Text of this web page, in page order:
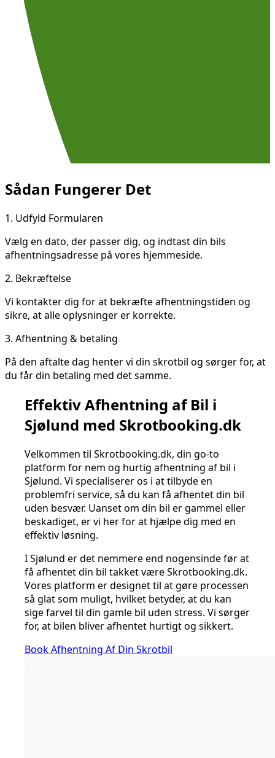
Sådan Fungerer Det
1. Udfyld Formularen
Vælg en dato, der passer dig, og indtast din bils
afhentningsadresse på vores hjemmeside.
2. Bekræftelse
Vi kontakter dig for at bekræfte afhentningstiden og
sikre, at alle oplysninger er korrekte.
3. Afhentning & betaling
På den aftalte dag henter vi din skrotbil og sørger for, at
du får din betaling med det samme.
Effektiv Afhentning af Bil i
Sjølund med Skrotbooking.dk
Velkommen til Skrotbooking.dk, din go-to
platform for nem og hurtig afhentning af bil i
Sjølund. Vi specialiserer os i at tilbyde en
problemfri service, så du kan få afhentet din bil
uden besvær. Uanset om din bil er gammel eller
beskadiget, er vi her for at hjælpe dig med en
effektiv løsning.
I Sjølund er det nemmere end nogensinde før at
få afhentet din bil takket være Skrotbooking.dk.
Vores platform er designet til at gøre processen
så glat som muligt, hvilket betyder, at du kan
sige farvel til din gamle bil uden stress. Vi sørger
for, at bilen bliver afhentet hurtigt og sikkert.
Book Afhentning Af Din Skrotbil